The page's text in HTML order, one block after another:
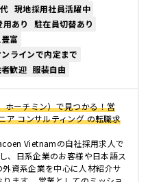
現地採用社員活躍中
用あり
駐在員切替あり
富
ラインで内定まで
歓迎 服装自由
ホーチミン）で見つかる！営
ア コンサルティング の転職求
Vietnamの自社採用求人で
、日系企業のお客様や日本語ス
資系企業を中心に人材紹介サ